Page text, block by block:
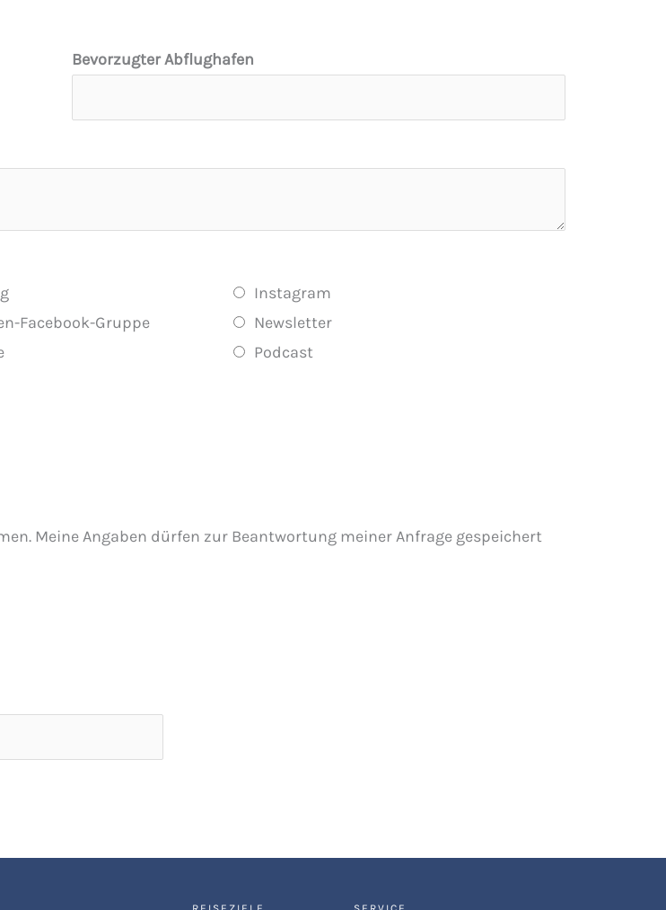
Bevorzugter Abflughafen
Instagram
Facebook-Gruppe
Newsletter
Podcast
Meine Angaben dürfen zur Beantwortung meiner Anfrage gespeichert